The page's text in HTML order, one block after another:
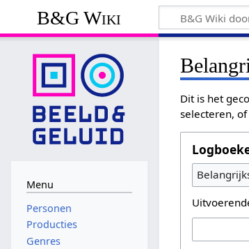
B&G Wiki
Dit is het
selecteren,
Menu
Personen
Producties
Genres